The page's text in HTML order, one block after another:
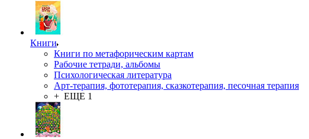
Книги
Книги по метафорическим картам
Рабочие тетради, альбомы
Психологическая литература
Арт-терапия, фототерапия, сказкотерапия, песочная терапия
+ ЕЩЕ 1